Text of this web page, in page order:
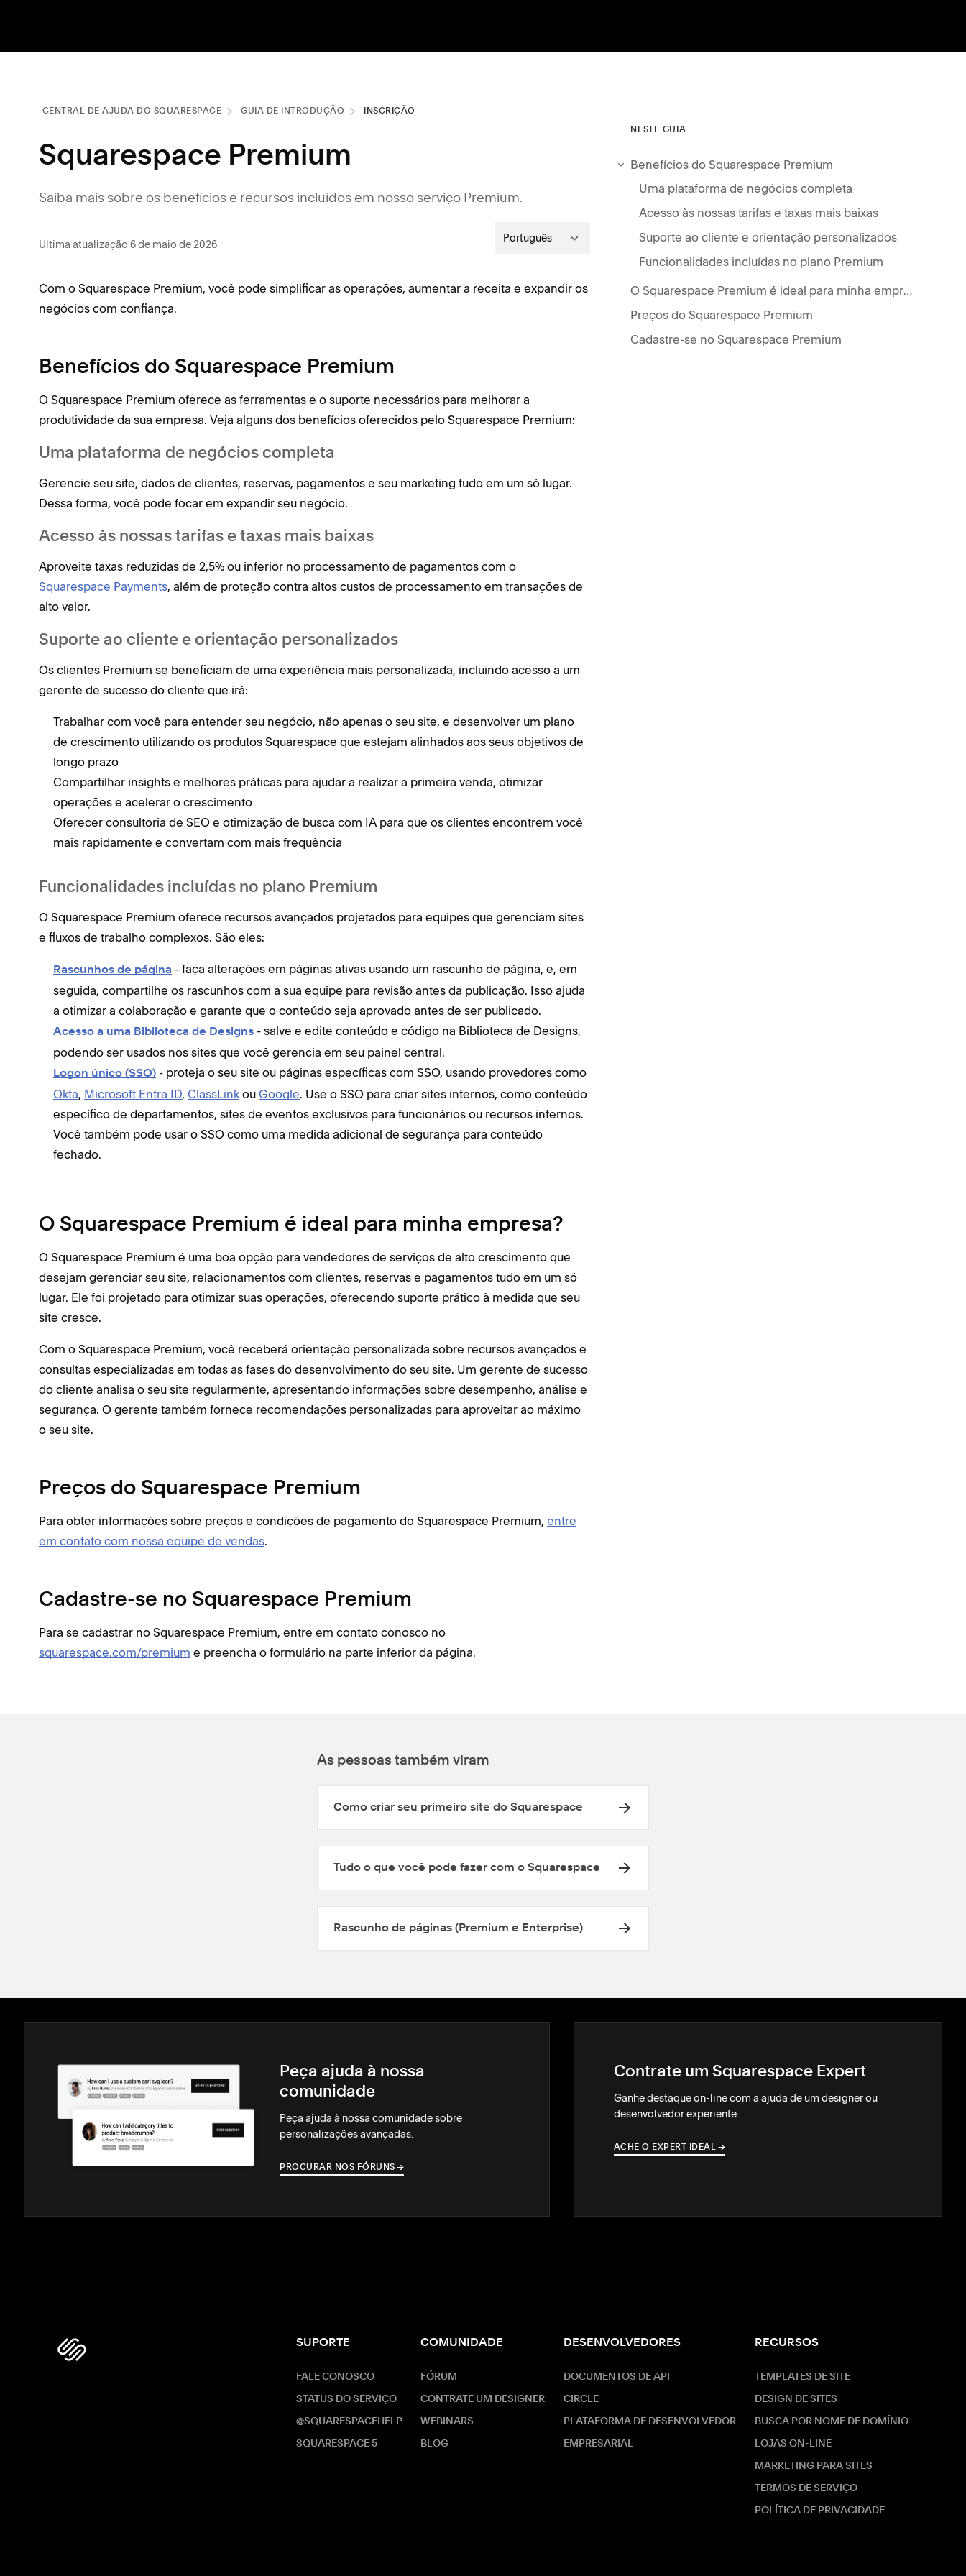
CENTRAL DE AJUDA DO SQUARESPACE GUIA DE INTRODUÇÃO INSCRIÇÃO
Squarespace Premium
Saiba mais sobre os benefícios e recursos incluídos em nosso serviço Premium.
Ultima atualização 6 de maio de 2026 Português
Com o Squarespace Premium, você pode simplificar as operações, aumentar a receita e expandir os
negócios com confiança.
Benefícios do Squarespace Premium
O Squarespace Premium oferece as ferramentas e o suporte necessários para melhorar a
produtividade da sua empresa. Veja alguns dos benefícios oferecidos pelo Squarespace Premium:
Uma plataforma de negócios completa
Gerencie seu site, dados de clientes, reservas, pagamentos e seu marketing tudo em um só lugar.
Dessa forma, você pode focar em expandir seu negócio.
Acesso às nossas tarifas e taxas mais baixas
Aproveite taxas reduzidas de 2,5% ou inferior no processamento de pagamentos com o
Squarespace Payments, além de proteção contra altos custos de processamento em transações de
alto valor.
Suporte ao cliente e orientação personalizados
Os clientes Premium se beneficiam de uma experiência mais personalizada, incluindo acesso a um
gerente de sucesso do cliente que irá:
Trabalhar com você para entender seu negócio, não apenas o seu site, e desenvolver um plano
de crescimento utilizando os produtos Squarespace que estejam alinhados aos seus objetivos de
longo prazo
Compartilhar insights e melhores práticas para ajudar a realizar a primeira venda, otimizar
operações e acelerar o crescimento
Oferecer consultoria de SEO e otimização de busca com IA para que os clientes encontrem você
mais rapidamente e convertam com mais frequência
Funcionalidades incluídas no plano Premium
O Squarespace Premium oferece recursos avançados projetados para equipes que gerenciam sites
e fluxos de trabalho complexos. São eles:
Rascunhos de página - faça alterações em páginas ativas usando um rascunho de página, e, em
seguida, compartilhe os rascunhos com a sua equipe para revisão antes da publicação. Isso ajuda
a otimizar a colaboração e garante que o conteúdo seja aprovado antes de ser publicado.
Acesso a uma Biblioteca de Designs - salve e edite conteúdo e código na Biblioteca de Designs,
podendo ser usados nos sites que você gerencia em seu painel central.
Logon único (SSO) - proteja o seu site ou páginas específicas com SSO, usando provedores como
Okta, Microsoft Entra ID, ClassLink ou Google. Use o SSO para criar sites internos, como conteúdo
específico de departamentos, sites de eventos exclusivos para funcionários ou recursos internos.
Você também pode usar o SSO como uma medida adicional de segurança para conteúdo
fechado.
O Squarespace Premium é ideal para minha empresa?
O Squarespace Premium é uma boa opção para vendedores de serviços de alto crescimento que
desejam gerenciar seu site, relacionamentos com clientes, reservas e pagamentos tudo em um só
lugar. Ele foi projetado para otimizar suas operações, oferecendo suporte prático à medida que seu
site cresce.
Com o Squarespace Premium, você receberá orientação personalizada sobre recursos avançados e
consultas especializadas em todas as fases do desenvolvimento do seu site. Um gerente de sucesso
do cliente analisa o seu site regularmente, apresentando informações sobre desempenho, análise e
segurança. O gerente também fornece recomendações personalizadas para aproveitar ao máximo
o seu site.
Preços do Squarespace Premium
Para obter informações sobre preços e condições de pagamento do Squarespace Premium, entre
em contato com nossa equipe de vendas.
Cadastre-se no Squarespace Premium
Para se cadastrar no Squarespace Premium, entre em contato conosco no
squarespace.com/premium e preencha o formulário na parte inferior da página.
NESTE GUIA
Benefícios do Squarespace Premium
Uma plataforma de negócios completa
Acesso às nossas tarifas e taxas mais baixas
Suporte ao cliente e orientação personalizados
Funcionalidades incluídas no plano Premium
O Squarespace Premium é ideal para minha empresa?
Preços do Squarespace Premium
Cadastre-se no Squarespace Premium
As pessoas também viram
Como criar seu primeiro site do Squarespace
Tudo o que você pode fazer com o Squarespace
Rascunho de páginas (Premium e Enterprise)
Peça ajuda à nossa
comunidade
Peça ajuda à nossa comunidade sobre
personalizações avançadas.
PROCURAR NOS FÓRUNS →
→
Contrate um Squarespace Expert
Ganhe destaque on-line com a ajuda de um designer ou
desenvolvedor experiente.
ACHE O EXPERT IDEAL →
→
SUPORTE
FALE CONOSCO
STATUS DO SERVIÇO
@SQUARESPACEHELP
SQUARESPACE 5
COMUNIDADE
FÓRUM
CONTRATE UM DESIGNER
WEBINARS
BLOG
DESENVOLVEDORES
DOCUMENTOS DE API
CIRCLE
PLATAFORMA DE DESENVOLVEDOR
EMPRESARIAL
RECURSOS
TEMPLATES DE SITE
DESIGN DE SITES
BUSCA POR NOME DE DOMÍNIO
LOJAS ON-LINE
MARKETING PARA SITES
TERMOS DE SERVIÇO
POLÍTICA DE PRIVACIDADE